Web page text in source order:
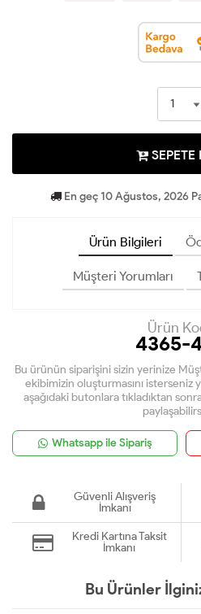
SEPETE
En geç 10 Ağustos, 2026
Ürün Bilgileri
Müşteri Yorumları
Ürün
4365-
Bu ürünün siparişini sizin yerinize
ekibimizin oluşturmasını isterseniz
aşağıdaki butonlara tıkladıktan
Whatsapp ile Sipariş
Güvenli Alışveriş
İmkanı
Kredi Kartına Taksit
İmkanı
Bu Ürünler